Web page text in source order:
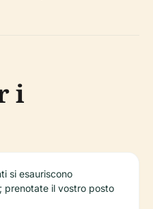
i
si esauriscono
prenotate il vostro posto